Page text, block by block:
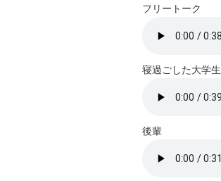
フリートーク
寝過ごした大学生
後輩